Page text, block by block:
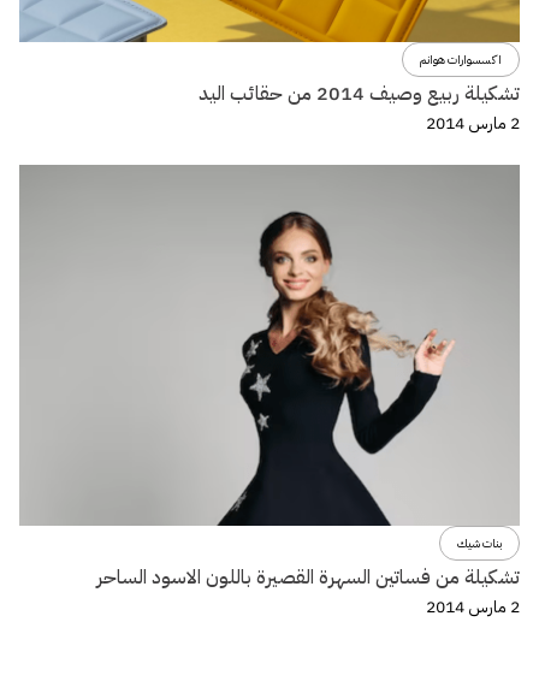
اكسسوارات هوانم
تشكيلة ربيع وصيف 2014 من حقائب اليد
2 مارس 2014
بنات شيك
تشكيلة من فساتين السهرة القصيرة باللون الاسود الساحر
2 مارس 2014